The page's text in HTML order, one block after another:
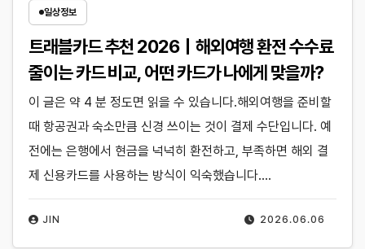
일상정보
트래블카드 추천 2026｜해외여행 환전 수수료
줄이는 카드 비교, 어떤 카드가 나에게 맞을까?
2026.06.06
JIN
이 글은 약 4 분 정도면 읽을 수 있습니다.해외여행을 준비할
때 항공권과 숙소만큼 신경 쓰이는 것이 결제 수단입니다. 예
전에는 은행에서 현금을 넉넉히 환전하고, 부족하면 해외 결
제 신용카드를 사용하는 방식이 익숙했습니다.…